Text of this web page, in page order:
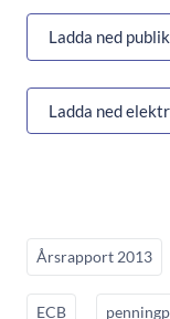
Ladda ned
Ladda ned
Årsrapport 2013
ECB